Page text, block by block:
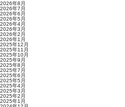
2026年8月
2026年7月
2026年6月
2026年5月
2026年4月
2026年3月
2026年2月
2026年1月
2025年12月
2025年11月
2025年10月
2025年9月
2025年8月
2025年7月
2025年6月
2025年5月
2025年4月
2025年3月
2025年2月
2025年1月